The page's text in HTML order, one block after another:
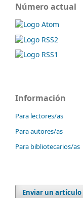
Número actual
Información
Para lectores/as
Para autores/as
Para bibliotecarios/as
Enviar un artículo